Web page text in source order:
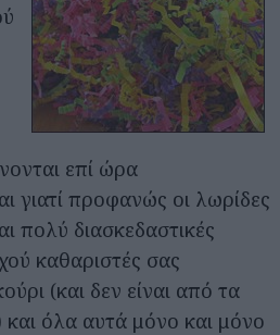
επί ώρα
γιατί προφανώς οι λωρίδες
πολύ διασκεδαστικές
καθαριστές σας
(και δεν είναι από τα
όλα αυτά μόνο και μόνο